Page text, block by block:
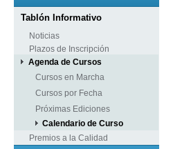
Tablón Informativo
Noticias
Plazos de Inscripción
Agenda de Cursos
Cursos en Marcha
Cursos por Fecha
Próximas Ediciones
Calendario de Curso
Premios a la Calidad